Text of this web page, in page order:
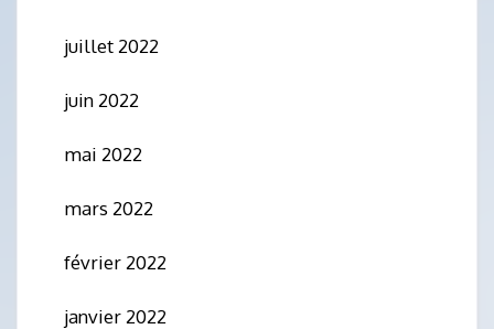
juillet 2022
juin 2022
mai 2022
mars 2022
février 2022
janvier 2022